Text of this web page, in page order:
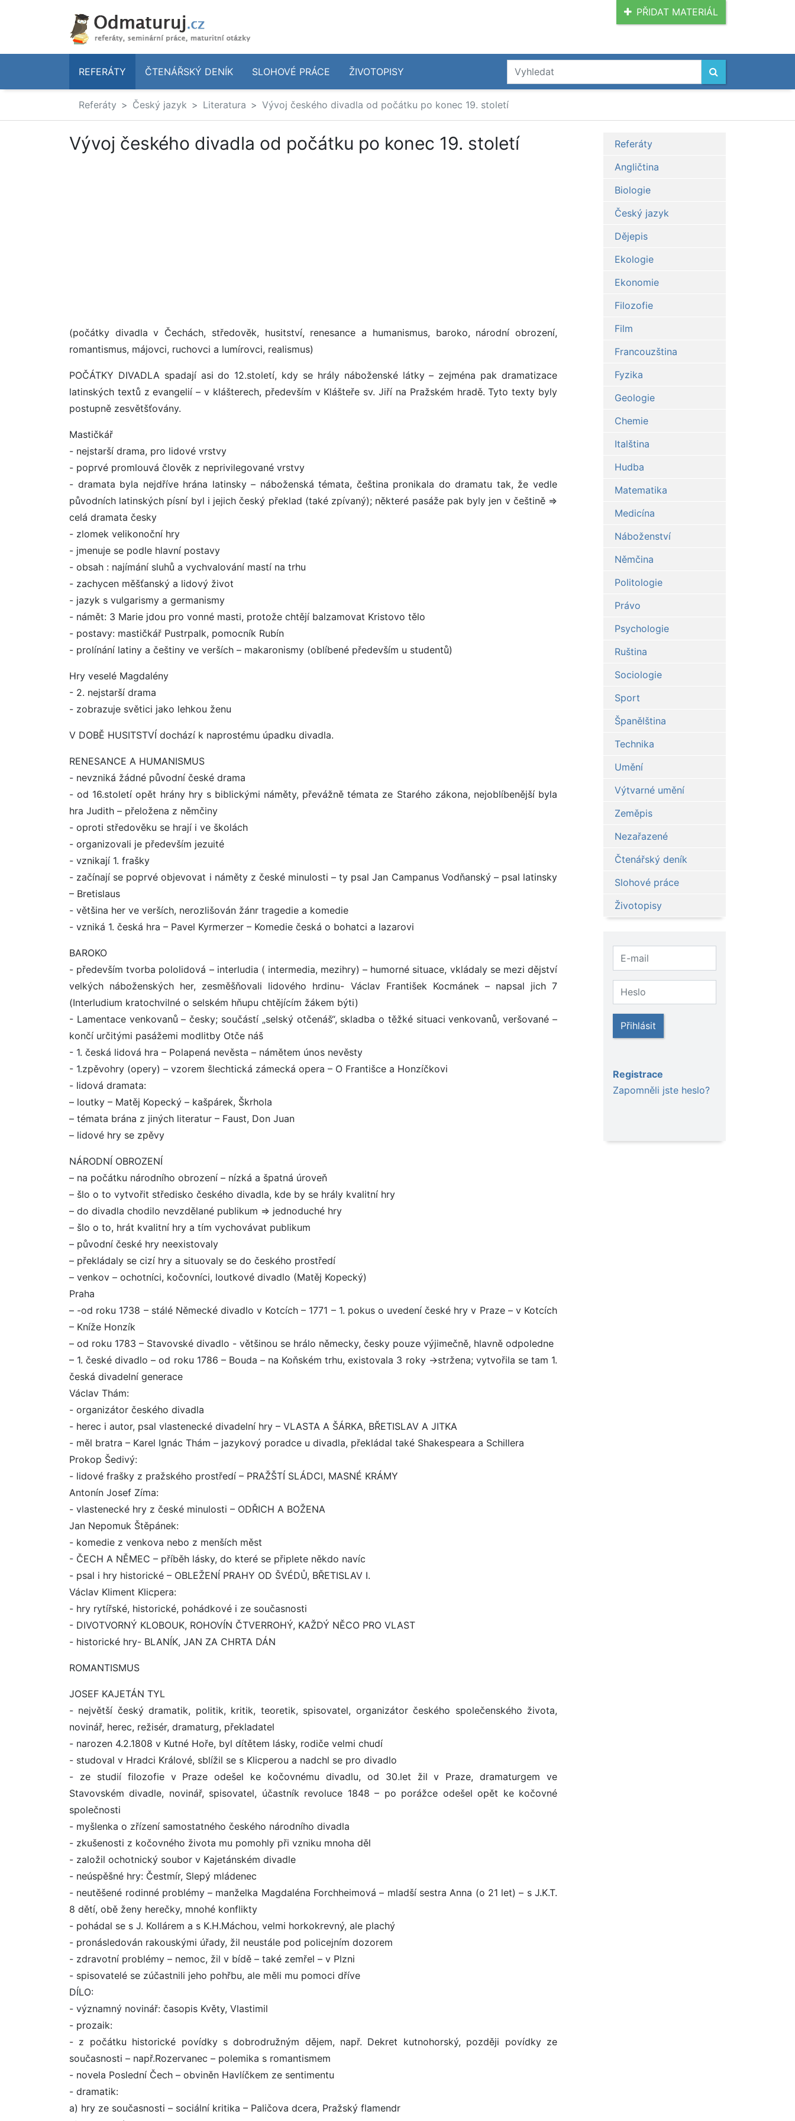
PŘIDAT MATERIÁL
REFERÁTY ČTENÁŘSKÝ DENÍK SLOHOVÉ PRÁCE ŽIVOTOPISY
Referáty Český jazyk Literatura Vývoj českého divadla od počátku po konec 19. století
Vývoj českého divadla od počátku po konec 19. století
(počátky divadla v Čechách, středověk, husitství, renesance a humanismus, baroko, národní obrození,
romantismus, májovci, ruchovci a lumírovci, realismus)
POČÁTKY DIVADLA spadají asi do 12.století, kdy se hrály náboženské látky – zejména pak dramatizace
latinských textů z evangelií – v klášterech, především v Klášteře sv. Jiří na Pražském hradě. Tyto texty byly
postupně zesvětšťovány.
Mastičkář
- nejstarší drama, pro lidové vrstvy
- poprvé promlouvá člověk z neprivilegované vrstvy
- dramata byla nejdříve hrána latinsky – náboženská témata, čeština pronikala do dramatu tak, že vedle
původních latinských písní byl i jejich český překlad (také zpívaný); některé pasáže pak byly jen v češtině =>
celá dramata česky
- zlomek velikonoční hry
- jmenuje se podle hlavní postavy
- obsah : najímání sluhů a vychvalování mastí na trhu
- zachycen měšťanský a lidový život
- jazyk s vulgarismy a germanismy
- námět: 3 Marie jdou pro vonné masti, protože chtějí balzamovat Kristovo tělo
- postavy: mastičkář Pustrpalk, pomocník Rubín
- prolínání latiny a češtiny ve verších – makaronismy (oblíbené především u studentů)
Hry veselé Magdalény
- 2. nejstarší drama
- zobrazuje světici jako lehkou ženu
V DOBĚ HUSITSTVÍ dochází k naprostému úpadku divadla.
RENESANCE A HUMANISMUS
- nevzniká žádné původní české drama
- od 16.století opět hrány hry s biblickými náměty, převážně témata ze Starého zákona, nejoblíbenější byla
hra Judith – přeložena z němčiny
- oproti středověku se hrají i ve školách
- organizovali je především jezuité
- vznikají 1. frašky
- začínají se poprvé objevovat i náměty z české minulosti – ty psal Jan Campanus Vodňanský – psal latinsky
– Bretislaus
- většina her ve verších, nerozlišován žánr tragedie a komedie
- vzniká 1. česká hra – Pavel Kyrmerzer – Komedie česká o bohatci a lazarovi
BAROKO
- především tvorba pololidová – interludia ( intermedia, mezihry) – humorné situace, vkládaly se mezi dějství
velkých náboženských her, zesměšňovali lidového hrdinu- Václav František Kocmánek – napsal jich 7
(Interludium kratochvilné o selském hňupu chtějícím žákem býti)
- Lamentace venkovanů – česky; součástí „selský otčenáš“, skladba o těžké situaci venkovanů, veršované –
končí určitými pasážemi modlitby Otče náš
- 1. česká lidová hra – Polapená nevěsta – námětem únos nevěsty
- 1.zpěvohry (opery) – vzorem šlechtická zámecká opera – O Františce a Honzíčkovi
- lidová dramata:
– loutky – Matěj Kopecký – kašpárek, Škrhola
– témata brána z jiných literatur – Faust, Don Juan
– lidové hry se zpěvy
NÁRODNÍ OBROZENÍ
– na počátku národního obrození – nízká a špatná úroveň
– šlo o to vytvořit středisko českého divadla, kde by se hrály kvalitní hry
– do divadla chodilo nevzdělané publikum => jednoduché hry
– šlo o to, hrát kvalitní hry a tím vychovávat publikum
– původní české hry neexistovaly
– překládaly se cizí hry a situovaly se do českého prostředí
– venkov – ochotníci, kočovníci, loutkové divadlo (Matěj Kopecký)
Praha
– -od roku 1738 – stálé Německé divadlo v Kotcích – 1771 – 1. pokus o uvedení české hry v Praze – v Kotcích
– Kníže Honzík
– od roku 1783 – Stavovské divadlo - většinou se hrálo německy, česky pouze výjimečně, hlavně odpoledne
– 1. české divadlo – od roku 1786 – Bouda – na Koňském trhu, existovala 3 roky ->stržena; vytvořila se tam 1.
česká divadelní generace
Václav Thám:
- organizátor českého divadla
- herec i autor, psal vlastenecké divadelní hry – VLASTA A ŠÁRKA, BŘETISLAV A JITKA
- měl bratra – Karel Ignác Thám – jazykový poradce u divadla, překládal také Shakespeara a Schillera
Prokop Šedivý:
- lidové frašky z pražského prostředí – PRAŽŠTÍ SLÁDCI, MASNÉ KRÁMY
Antonín Josef Zíma:
- vlastenecké hry z české minulosti – ODŘICH A BOŽENA
Jan Nepomuk Štěpánek:
- komedie z venkova nebo z menších měst
- ČECH A NĚMEC – příběh lásky, do které se připlete někdo navíc
- psal i hry historické – OBLEŽENÍ PRAHY OD ŠVÉDŮ, BŘETISLAV I.
Václav Kliment Klicpera:
- hry rytířské, historické, pohádkové i ze současnosti
- DIVOTVORNÝ KLOBOUK, ROHOVÍN ČTVERROHÝ, KAŽDÝ NĚCO PRO VLAST
- historické hry- BLANÍK, JAN ZA CHRTA DÁN
ROMANTISMUS
JOSEF KAJETÁN TYL
- největší český dramatik, politik, kritik, teoretik, spisovatel, organizátor českého společenského života,
novinář, herec, režisér, dramaturg, překladatel
- narozen 4.2.1808 v Kutné Hoře, byl dítětem lásky, rodiče velmi chudí
- studoval v Hradci Králové, sblížil se s Klicperou a nadchl se pro divadlo
- ze studií filozofie v Praze odešel ke kočovnému divadlu, od 30.let žil v Praze, dramaturgem ve
Stavovském divadle, novinář, spisovatel, účastník revoluce 1848 – po porážce odešel opět ke kočovné
společnosti
- myšlenka o zřízení samostatného českého národního divadla
- zkušenosti z kočovného života mu pomohly při vzniku mnoha děl
- založil ochotnický soubor v Kajetánském divadle
- neúspěšné hry: Čestmír, Slepý mládenec
- neutěšené rodinné problémy – manželka Magdaléna Forchheimová – mladší sestra Anna (o 21 let) – s J.K.T.
8 dětí, obě ženy herečky, mnohé konflikty
- pohádal se s J. Kollárem a s K.H.Máchou, velmi horkokrevný, ale plachý
- pronásledován rakouskými úřady, žil neustále pod policejním dozorem
- zdravotní problémy – nemoc, žil v bídě – také zemřel – v Plzni
- spisovatelé se zúčastnili jeho pohřbu, ale měli mu pomoci dříve
DÍLO:
- významný novinář: časopis Květy, Vlastimil
- prozaik:
- z počátku historické povídky s dobrodružným dějem, např. Dekret kutnohorský, později povídky ze
současnosti – např.Rozervanec – polemika s romantismem
- novela Poslední Čech – obviněn Havlíčkem ze sentimentu
- dramatik:
a) hry ze současnosti – sociální kritika – Paličova dcera, Pražský flamendr
Referáty
Angličtina
Biologie
Český jazyk
Dějepis
Ekologie
Ekonomie
Filozofie
Film
Francouzština
Fyzika
Geologie
Chemie
Italština
Hudba
Matematika
Medicína
Náboženství
Němčina
Politologie
Právo
Psychologie
Ruština
Sociologie
Sport
Španělština
Technika
Umění
Výtvarné umění
Zeměpis
Nezařazené
Čtenářský deník
Slohové práce
Životopisy
Přihlásit
Registrace
Zapomněli jste heslo?